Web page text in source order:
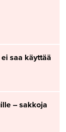
saa käyttää
– sakkoja